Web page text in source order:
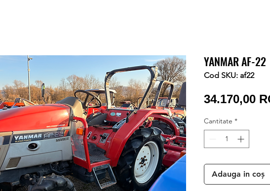
YANMAR AF-22
Cod SKU: af22
34.170,00
Cantitate *
Adauga in coș